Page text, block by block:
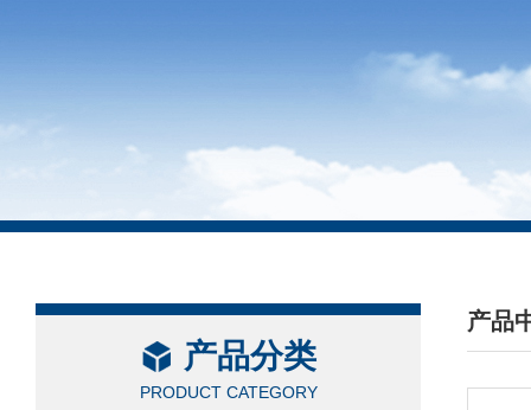
产品分类
PRODUCT CATEGORY
产品
/